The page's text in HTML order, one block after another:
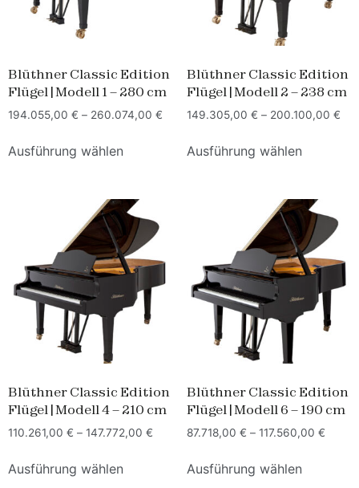
Blüthner Classic Edition
Flügel | Modell 1 – 280 cm
194.055,00 € – 260.074,00 €
Ausführung wählen
Blüthner Classic Edition
Flügel | Modell 2 – 238 cm
149.305,00 € – 200.100,00 €
Ausführung wählen
Blüthner Classic Edition
Flügel | Modell 4 – 210 cm
110.261,00 € – 147.772,00 €
Ausführung wählen
Blüthner Classic Edition
Flügel | Modell 6 – 190 cm
87.718,00 € – 117.560,00 €
Ausführung wählen